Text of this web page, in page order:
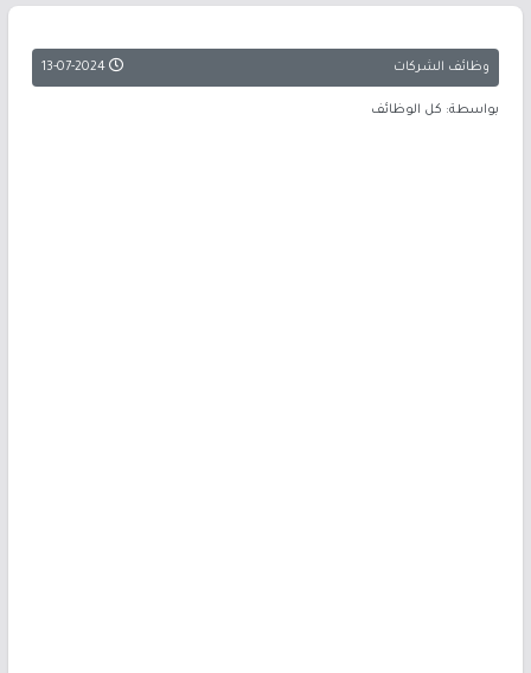
وظائف الشركات 13-07-2024
بواسطة: كل الوظائف